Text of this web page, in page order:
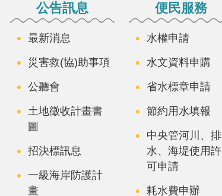
公告訊息
最新消息
災害救(協)助事項
公聽會
土地徵收計畫書
圖
招決標訊息
一級海岸防護計
畫
便民服務
水權申請
水文資料申購
省水標章申請
節約用水填報
中央管河川、排
水、海堤使用許
可申請
耗水費申辦